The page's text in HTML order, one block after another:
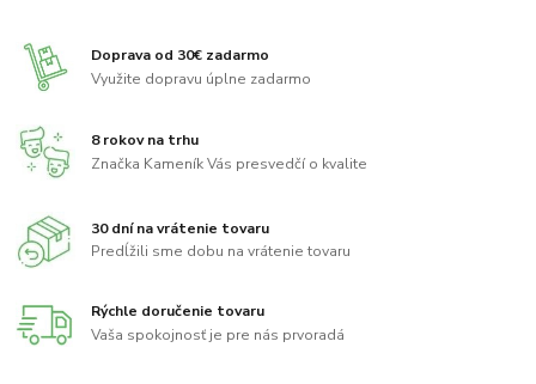
Doprava od 30€ zadarmo
Využite dopravu úplne zadarmo
8 rokov na trhu
Značka Kameník Vás presvedčí o kvalite
30 dní na vrátenie tovaru
Predĺžili sme dobu na vrátenie tovaru
Rýchle doručenie tovaru
Vaša spokojnosť je pre nás prvoradá